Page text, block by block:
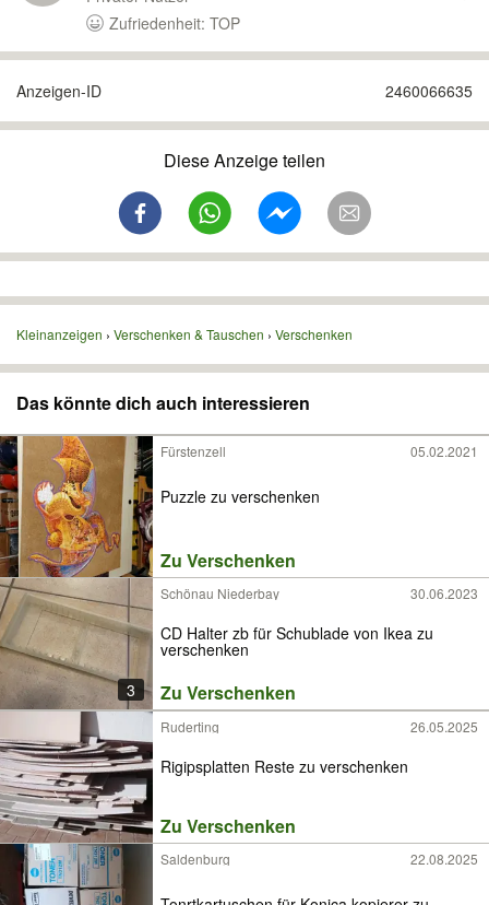
Zufriedenheit: TOP
Anzeigen-ID 2460066635
Diese Anzeige teilen
Kleinanzeigen Verschenken & Tauschen Verschenken
Das könnte dich auch interessieren
Fürstenzell 05.02.2021
Puzzle zu verschenken
Zu Verschenken
3
Schönau Niederbay 30.06.2023
CD Halter zb für Schublade von Ikea zu
verschenken
Zu Verschenken
Ruderting 26.05.2025
Rigipsplatten Reste zu verschenken
Zu Verschenken
Saldenburg 22.08.2025